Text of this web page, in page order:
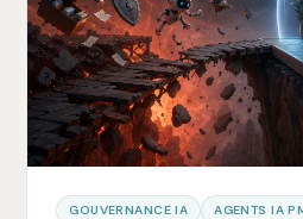
GOUVERNANCE IA AGENTS IA